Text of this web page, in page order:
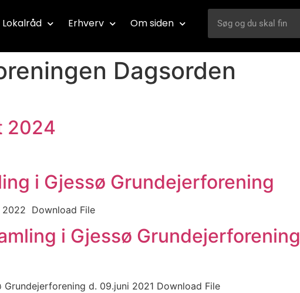
Lokalråd Erhverv Om siden
Dagsorden
2024
i Gjessø Grundejerforening
2022 Download File
i Gjessø Grundejerforening
d. 09.juni 2021 Download File